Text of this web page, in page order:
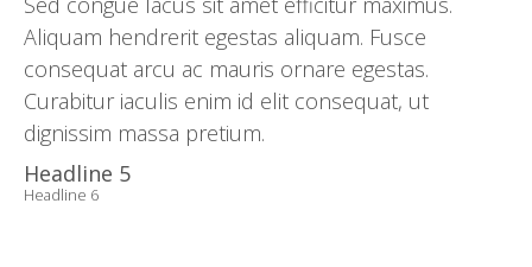
Aliquam hendrerit egestas aliquam. Fusce
consequat arcu ac mauris ornare egestas.
Curabitur iaculis enim id elit consequat, ut
dignissim massa pretium.
Headline 5
Headline 6